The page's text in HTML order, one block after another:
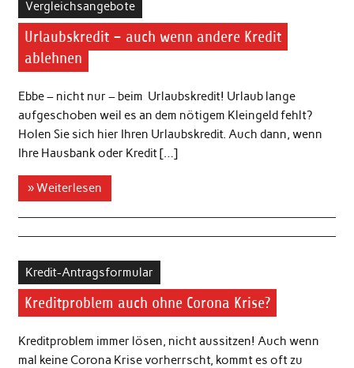
Vergleichsangebote
Urlaubskredit – auch wenn andere Kredit
ablehnen
Ebbe – nicht nur – beim Urlaubskredit! Urlaub lange
aufgeschoben weil es an dem nötigem Kleingeld fehlt?
Holen Sie sich hier Ihren Urlaubskredit. Auch dann, wenn
Ihre Hausbank oder Kredit […]
» Weiterlesen
Kredit-Antragsformular
Kreditproblem auch ohne Corona Krise?
Kreditproblem immer lösen, nicht aussitzen! Auch wenn
mal keine Corona Krise vorherrscht, kommt es oft zu